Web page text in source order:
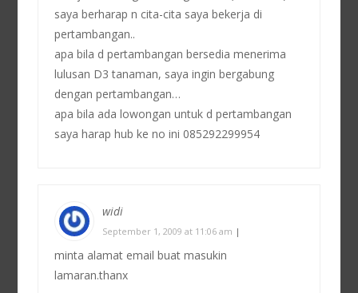
saya berharap n cita-cita saya bekerja di
pertambangan..
apa bila d pertambangan bersedia menerima
lulusan D3 tanaman, saya ingin bergabung
dengan pertambangan…
apa bila ada lowongan untuk d pertambangan
saya harap hub ke no ini 085292299954
widi
September 1, 2009 at 11:06 am |
minta alamat email buat masukin
lamaran.thanx